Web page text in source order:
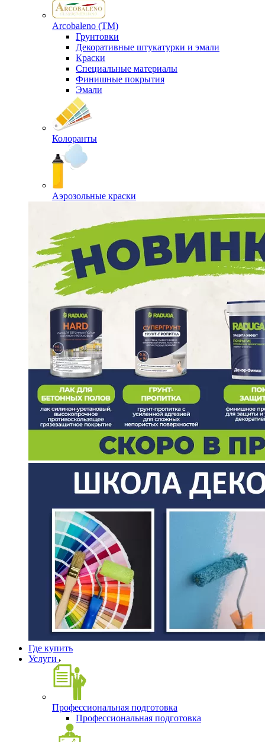
Arcobaleno (ТМ)
Грунтовки
Декоративные штукатурки и эмали
Краски
Специальные материалы
Финишные покрытия
Эмали
Колоранты
Аэрозольные краски
Где купить
Услуги
Профессиональная подготовка
Профессиональная подготовка